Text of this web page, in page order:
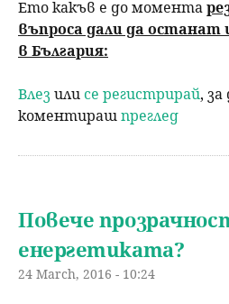
Ето какъв е до момента
въпроса дали да останат
в България:
Влезили се регистрирай,
коментирашпреглед
Повече
енергетиката?
24 March, 2016 - 10:24